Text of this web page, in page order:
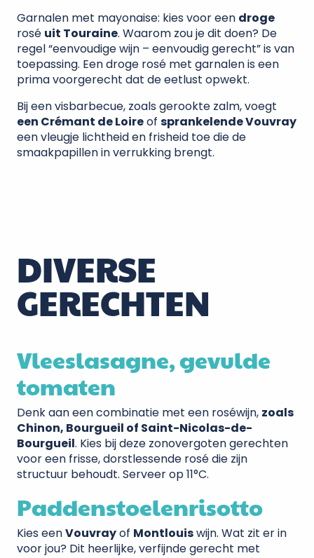
Garnalen met mayonaise: kies voor een droge
rosé uit Touraine. Waarom zou je dit doen? De
regel “eenvoudige wijn – eenvoudig gerecht” is van
toepassing. Een droge rosé met garnalen is een
prima voorgerecht dat de eetlust opwekt.
Bij een visbarbecue, zoals gerookte zalm, voegt
een Crémant de Loireof sprankelende Vouvray
een vleugje lichtheid en frisheid toe die de
smaakpapillen in verrukking brengt.
DIVERSE
GERECHTEN
Vleeslasagne, gevulde
tomaten
Denk aan een combinatie met een roséwijn, zoals
Chinon, Bourgueil of Saint-Nicolas-de-
Bourgueil. Kies bij deze zonovergoten gerechten
voor een frisse, dorstlessende rosé die zijn
structuur behoudt. Serveer op 11°C.
Paddenstoelenrisotto
Kies eenVouvrayof Montlouiswijn. Wat zit er in
voor jou? Dit heerlijke, verfijnde gerecht met